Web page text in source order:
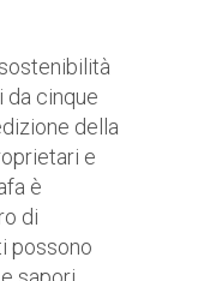
da cinque
della
e
è
di
possono